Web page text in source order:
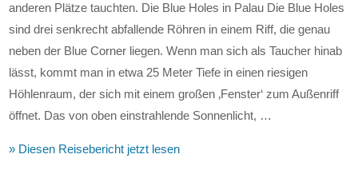
anderen Plätze tauchten. Die Blue Holes in Palau Die Blue Holes
sind drei senkrecht abfallende Röhren in einem Riff, die genau
neben der Blue Corner liegen. Wenn man sich als Taucher hinab
lässt, kommt man in etwa 25 Meter Tiefe in einen riesigen
Höhlenraum, der sich mit einem großen ‚Fenster‘ zum Außenriff
öffnet. Das von oben einstrahlende Sonnenlicht, …
» Diesen Reisebericht jetzt lesen